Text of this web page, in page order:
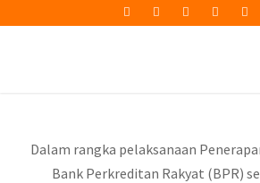
Dalam rangka pelaksanaan
Bank Perkreditan Rakyat (BPR)